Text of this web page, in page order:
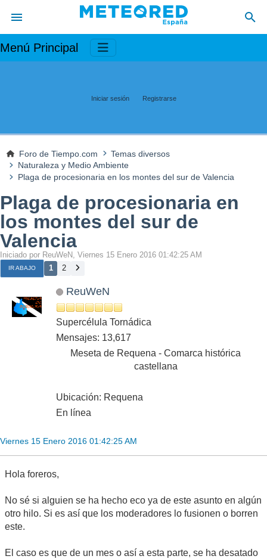
Menú Principal
Iniciar sesión Registrarse
Foro de Tiempo.com
Temas diversos
Naturaleza y Medio Ambiente
Plaga de procesionaria en los montes del sur de Valencia
Plaga de procesionaria en
los montes del sur de
Valencia
Iniciado por ReuWeN, Viernes 15 Enero 2016 01:42:25 AM
IR ABAJO 1 2
ReuWeN
Supercélula Tornádica
Mensajes: 13,617
Meseta de Requena - Comarca histórica
castellana
Ubicación: Requena
En línea
Viernes 15 Enero 2016 01:42:25 AM
Hola foreros,
No sé si alguien se ha hecho eco ya de este asunto en algún
otro hilo. Si es así que los moderadores lo fusionen o borren
este.
El caso es que de un mes o así a esta parte, se ha desatado